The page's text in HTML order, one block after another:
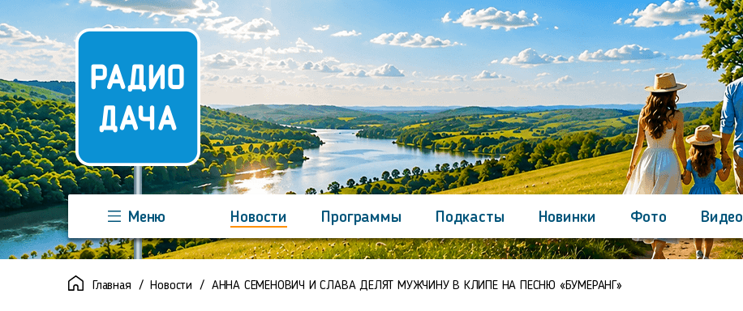
Меню Новости Программы Подкасты Новинки Фото
Видео
Команда
Регионы Реклама Контакты
Главная Новости АННА СЕМЕНОВИЧ И СЛАВА ДЕЛЯТ МУЖЧИНУ В КЛИПЕ НА ПЕСНЮ «БУМЕРАНГ»